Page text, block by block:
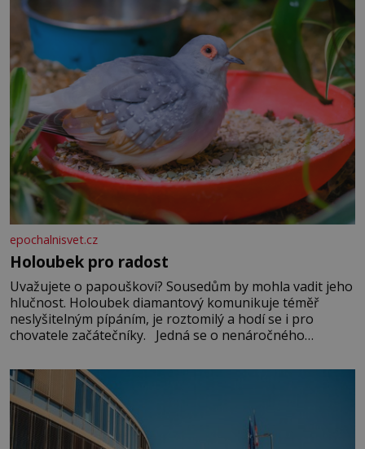
epochalnisvet.cz
Holoubek pro radost
Uvažujete o papouškovi? Sousedům by mohla vadit jeho
hlučnost. Holoubek diamantový komunikuje téměř
neslyšitelným pípáním, je roztomilý a hodí se i pro
chovatele začátečníky. Jedná se o nenáročného
času tráví na zemi, kde sbírá zbytky semínek Jeho
domovinou je prakticky celá Austrálie s výjimkou
pobřežní oblasti.